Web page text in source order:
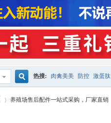
热搜: 肉禽美美 防控 激蛋肽
养殖场售后配件一站式采购，厂家直销